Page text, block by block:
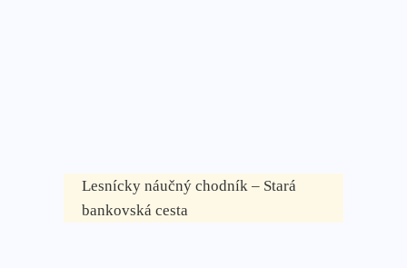
Lesnícky náučný chodník – Stará
bankovská cesta